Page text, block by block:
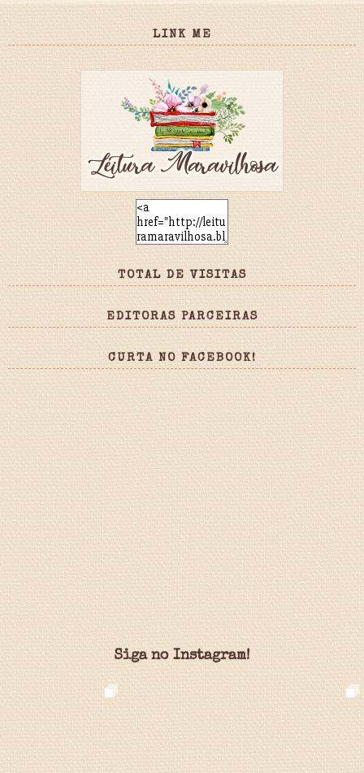
LINK ME
TOTAL DE VISITAS
EDITORAS PARCEIRAS
CURTA NO FACEBOOK!
Siga no Instagram!